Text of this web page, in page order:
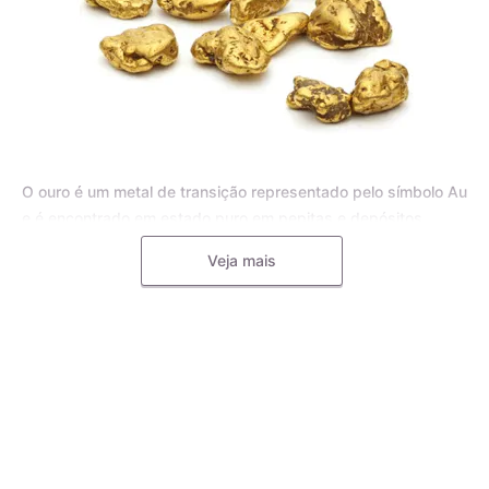
Veja mais
O ouro é um metal de transição representado pelo símbolo Au
aluviais, bem como em pequenas inclusões em rochas
metamórficas e minerais, como o quartzo. Para joias, o ouro